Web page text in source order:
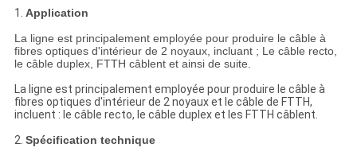
1. Application
La ligne est principalement employée pour produire le câble à
fibres optiques d'intérieur de 2 noyaux, incluant ; Le câble recto,
le câble duplex, FTTH câblent et ainsi de suite.
La ligne est principalement employée pour produire le câble à
fibres optiques d'intérieur de 2 noyaux et le câble de FTTH,
incluent : le câble recto, le câble duplex et les FTTH câblent.
2. Spécification technique